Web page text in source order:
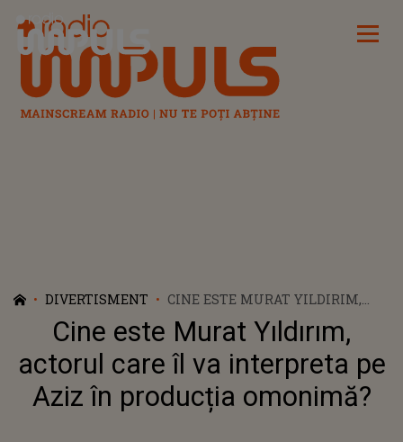
Radio Impuls
DIVERTISMENT
CINE ESTE MURAT YILDIRIM,
ACTORUL CARE ÎL VA
INTERPRETA PE AZIZ ÎN
PRODUCȚIA OMONIMĂ?
Cine este Murat Yıldırım,
actorul care îl va interpreta pe
Aziz în producția omonimă?